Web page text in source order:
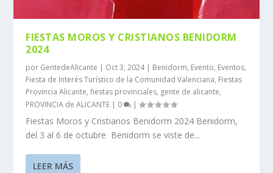
FIESTAS MOROS Y CRISTIANOS BENIDORM
2024
por GentedeAlicante Oct 3, 2024| Benidorm, Evento, Eventos,
Fiesta de Interés Turístico de la Comunidad Valenciana, Fiestas
Provincia Alicante,fiestas provinciales, gente de alicante,
PROVINCIA de ALICANTE
0 |
Fiestas Moros y Cristianos Benidorm 2024 Benidorm,
del 3 al 6 de octubre Benidorm se viste de...
LEER MÁS